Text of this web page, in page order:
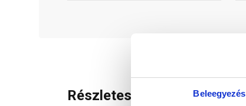
Beleegyezés
Részletes leírás